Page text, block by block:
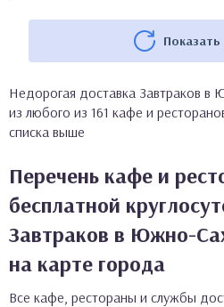
Недорогая доставка Завтраков в
из любого из 161 кафе и
списка выше
Перечень кафе и
бесплатной
Завтраков в Южно-
на карте города
Все кафе, рестораны и службы